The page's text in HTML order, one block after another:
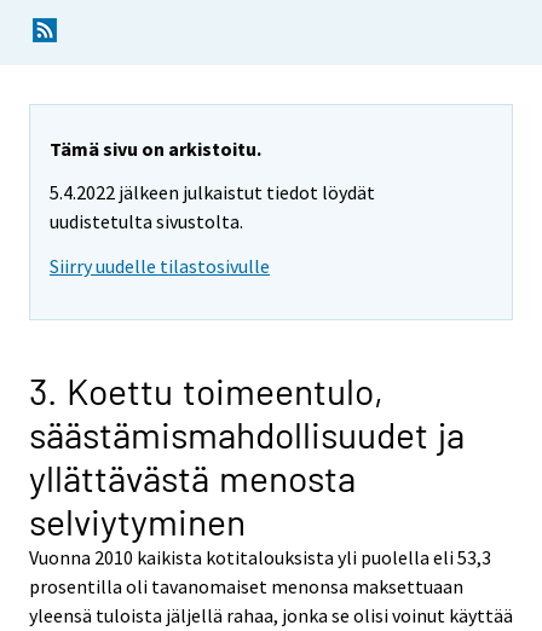
Tämä sivu on arkistoitu.
5.4.2022 jälkeen julkaistut tiedot löydät
uudistetulta sivustolta.
Siirry uudelle tilastosivulle
3. Koettu toimeentulo,
säästämismahdollisuudet ja
yllättävästä menosta
selviytyminen
Vuonna 2010 kaikista kotitalouksista yli puolella eli 53,3
prosentilla oli tavanomaiset menonsa maksettuaan
yleensä tuloista jäljellä rahaa, jonka se olisi voinut käyttää